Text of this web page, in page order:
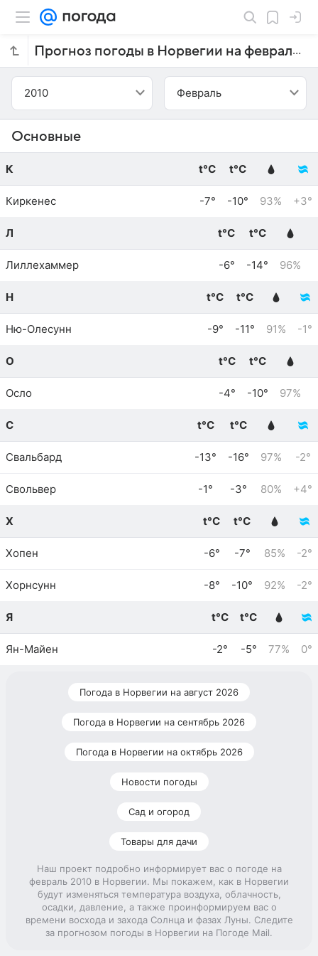
Прогноз погоды в Норвегии на февраль 2010 года
2010 Февраль
Основные
К t°C t°C
Киркенес -7° -10° 93% +3°
Л t°C t°C
Лиллехаммер -6° -14° 96%
Н t°C t°C
Ню-Олесунн -9° -11° 91% -1°
О t°C t°C
Осло -4° -10° 97%
С t°C t°C
Свальбард -13° -16° 97% -2°
Свольвер -1° -3° 80% +4°
Х t°C t°C
Хопен -6° -7° 85% -2°
Хорнсунн -8° -10° 92% -2°
Я t°C t°C
Ян-Майен -2° -5° 77% 0°
Погода в Норвегии на август 2026
Погода в Норвегии на сентябрь 2026
Погода в Норвегии на октябрь 2026
Новости погоды
Сад и огород
Товары для дачи
Наш проект подробно информирует вас о погоде на
февраль 2010 в Норвегии. Мы покажем, как в Норвегии
будут изменяться температура воздуха, облачность,
осадки, давление, а также проинформируем вас о
времени восхода и захода Солнца и фазах Луны. Следите
за прогнозом погоды в Норвегии на Погоде Mail.